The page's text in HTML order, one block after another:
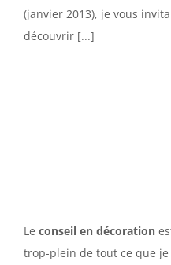
(janvier 2013), je vous
découvrir [...]
Le conseil en décoration
trop-plein de tout ce que